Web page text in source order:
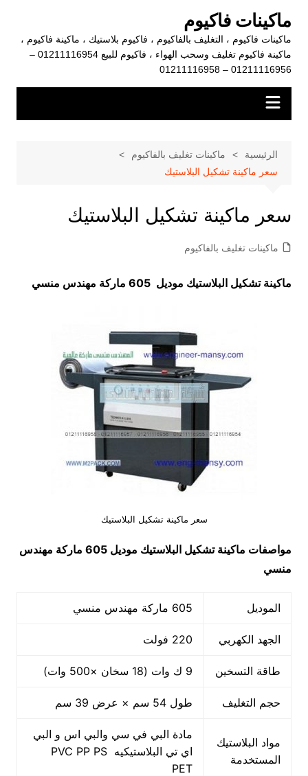
المحتوى
ماكينات فاكيوم
ماكينات فاكيوم ، التغليف بالفاكيوم ، فاكيوم بلاستيك ، ماكينة فاكيوم ،
ماكينة فاكيوم تغليف وسحب الهواء ، فاكيوم للبيع 01211116954 –
01211116956 – 01211116958
الرئيسية
ماكينات تغليف بالفاكيوم
سعر ماكينة تشكيل البلاستيك
سعر ماكينة تشكيل البلاستيك
ماكينات تغليف بالفاكيوم
ماكينة تشكيل البلاستيك موديل 605 ماركة مهندس منسي
سعر ماكينة تشكيل البلاستيك
مواصفات ماكينة تشكيل البلاستيك
موديل 605 ماركة مهندس
منسي
الموديل 605 ماركة مهندس منسي
الجهد الكهربي 220 فولت
طاقة التسخين 9 ك وات (18 سخان ×500 وات)
حجم التغليف طول 54 سم × عرض 39 سم
مواد البلاستيك
المستخدمة
مادة البي في سي والبي اس و البي
اي تي البلاستيكيه PVC PP PS
PET